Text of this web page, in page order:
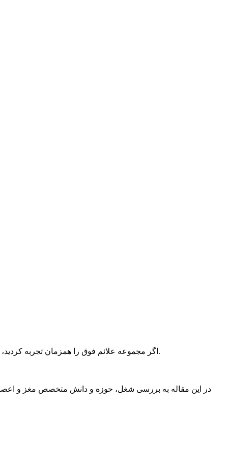
اگر مجموعه علائم فوق را همزمان تجربه کردید، توصیه می کنیم از طریق پزشک خود با بهترین متخصص مغز و اعصاب وقت بگیرید و در اسرع وقت به متخصص مغز و اعصاب مراجعه کنید.
در این مقاله به بررسی شغل، حوزه و دانش متخصص مغز و